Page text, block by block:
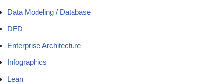
Data Modeling / Database
DFD
Enterprise Architecture
Infographics
Lean